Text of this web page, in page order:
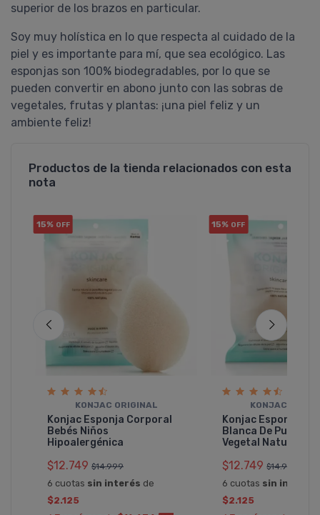
superior de los brazos en particular.
Soy muy holística en lo que respecta al cuidado de la
piel y es importante para mí, que sea ecológico. Las
esponjas son 100% biodegradables, por lo que se
pueden convertir en abono junto con las sobras de
vegetales, frutas y plantas: ¡una piel feliz y un
ambiente feliz!
Productos de la tienda relacionados con esta
nota
15% OFF
KONJAC ORIGINAL
Konjac Esponja Corporal
Bebés Niños
Hipoalergénica
$12.749 $14.999
6 cuotas sin interés de
$2.125
15% OFF
KONJAC
Konjac Esponja
Blanca De Pura
Vegetal Natural
$12.749 $14.999
6 cuotas sin interés
$2.125